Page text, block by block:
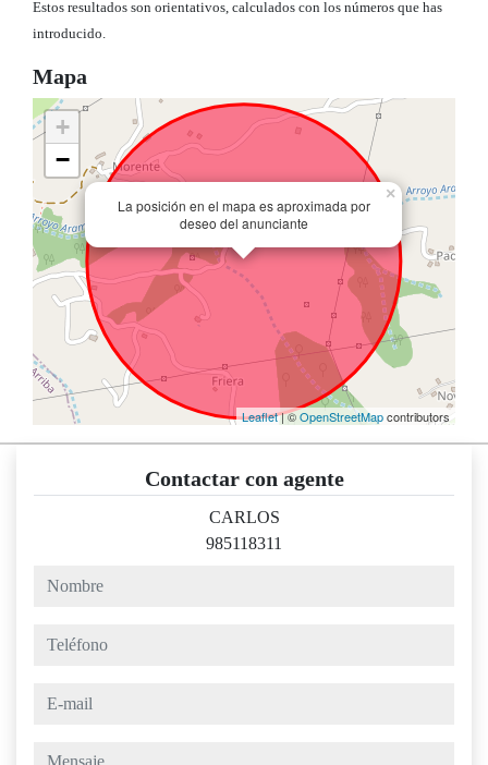
Estos resultados son orientativos, calculados con los números que has
introducido.
Mapa
La posición en el mapa es aproximada por
deseo del anunciante
×
+
−
Leaflet| ©OpenStreetMapcontributors
Contactar con agente
CARLOS
985118311
nombre
teléfono
e-mail
mensaje